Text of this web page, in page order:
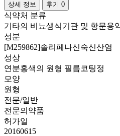
상세 정보 후기 0
식약처 분류
기타의 비뇨생식기관 및 항문용
성분
[M259862]솔리페나신숙신산염
성상
연분홍색의 원형 필름코팅정
모양
원형
전문/일반
전문의약품
허가일
20160615